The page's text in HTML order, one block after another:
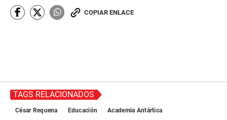
COPIAR ENLACE
TAGS RELACIONADOS
César Requena Educación
Academia Antártica